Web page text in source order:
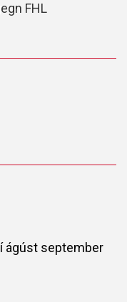
FHL
ágúst september